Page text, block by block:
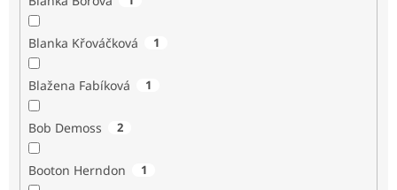
Blanka Křováčková 1
Blažena Fabíková 1
Bob Demoss 2
Booton Herndon 1